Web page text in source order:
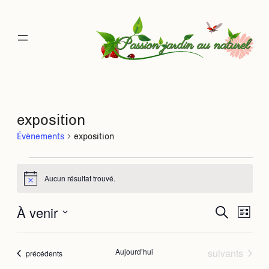
exposition
Évènements exposition
Évènements
Notice Aucun résultat trouvé.
et
Recherche
Liste
À venir
date.
Évènements
précédents Aujourd’hui Évènements
suivants